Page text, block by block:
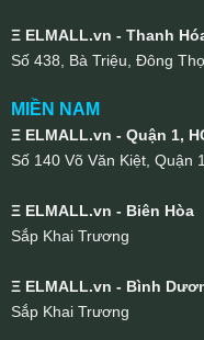
Ξ ELMALL.vn - Thanh
Số 438, Bà Triệu, Đông
MIỀN NAM
Ξ ELMALL.vn - Quận 1,
Số 140 Võ Văn Kiệt, Quận
Ξ ELMALL.vn - Biên Hòa
Sắp Khai Trương
Ξ ELMALL.vn - Bình
Sắp Khai Trương